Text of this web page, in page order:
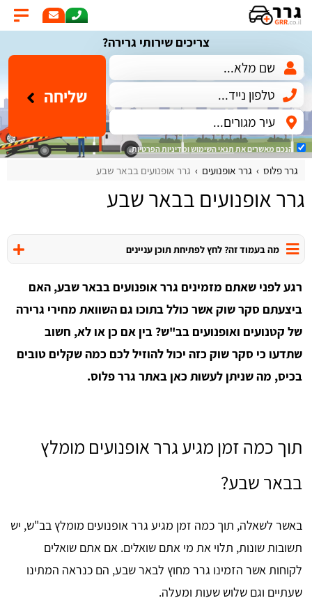
צריכים שירותי גרירה?
שליחה
הנכם מאשרים את תנאי השימושומדיניות הפרטיות.
גרר פלוס גרר אופנועים גרר אופנועים בבאר שבע
גרר אופנועים בבאר שבע
מה בעמוד זה? לחץ לפתיחת תוכן עניינים
רגע לפני שאתם מזמינים גרר אופנועים בבאר שבע, האם
ביצעתם סקר שוק אשר כולל בתוכו גם השוואת מחירי גרירה
של קטנועים ואופנועים בב"ש? בין אם כן או לא, חשוב
שתדעו כי סקר שוק כזה יכול להוזיל לכם כמה שקלים טובים
בכיס, מה שניתן לעשות כאן באתר גרר פלוס.
תוך כמה זמן מגיע גרר אופנועים מומלץ
בבאר שבע?
באשר לשאלה, תוך כמה זמן מגיע גרר אופנועים מומלץ בב"ש, יש
תשובות שונות, תלוי את מי אתם שואלים. אם אתם שואלים
לקוחות אשר הזמינו גרר מחוץ לבאר שבע, הם כנראה המתינו
שעתיים וגם שלוש שעות ומעלה.